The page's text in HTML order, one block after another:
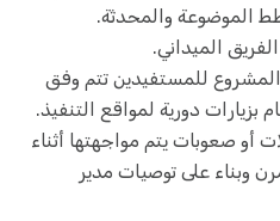
الموضوعة والمحدثة.
الميداني.
للمستفيدين تتم وفق
بزيارات دورية لمواقع التنفيذ.
أو صعوبات يتم مواجهتها أثناء
وبناء على توصيات مدير